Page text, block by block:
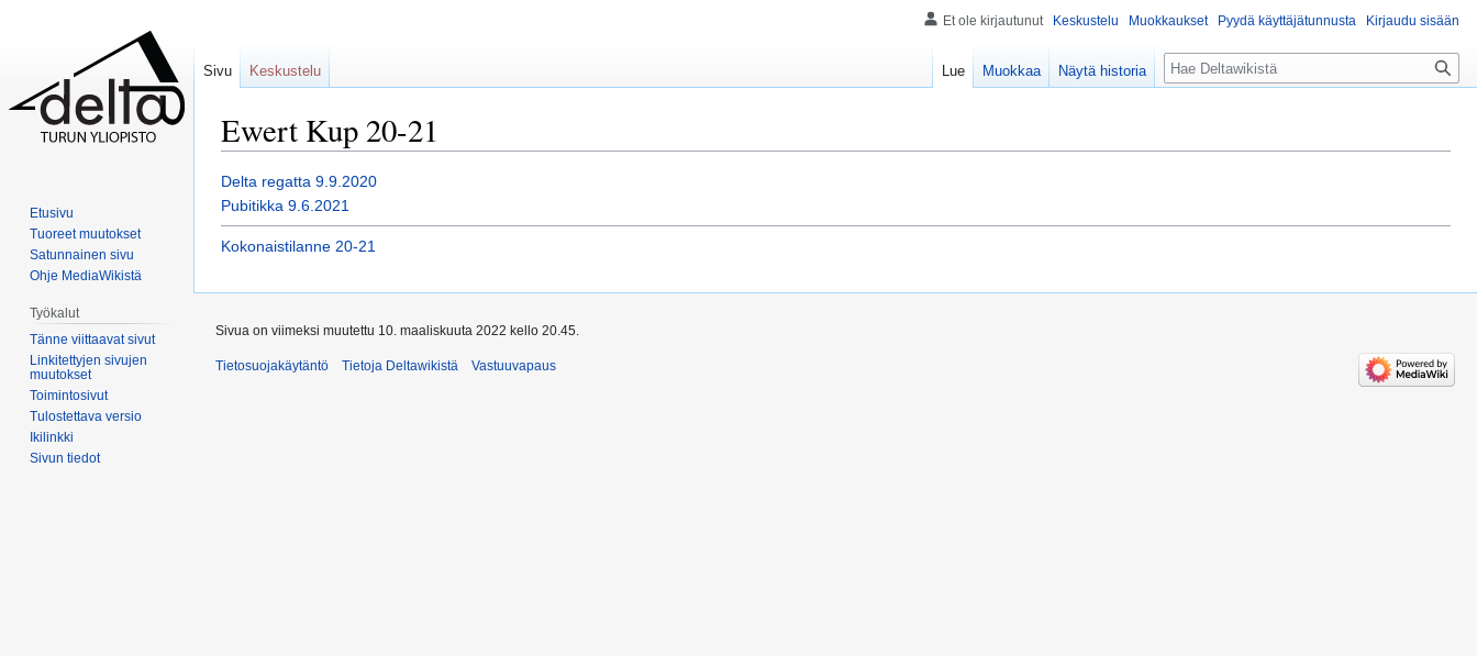
Ewert Kup 20-21
Siirry
navigaatioon
Siirry
hakuun
Delta regatta 9.9.2020
Pubitikka 9.6.2021
Kokonaistilanne 20-21
Et ole kirjautunut Keskustelu Muokkaukset Pyydä käyttäjätunnusta Kirjaudu sisään
Sivu Keskustelu Lue Muokkaa Näytä historia Haku
Etusivu
Tuoreet muutokset
Satunnainen sivu
Ohje MediaWikistä
Työkalut
Tänne viittaavat sivut
Linkitettyjen sivujen
muutokset
Toimintosivut
Tulostettava versio
Ikilinkki
Sivun tiedot
Sivua on viimeksi muutettu 10. maaliskuuta 2022 kello 20.45.
Tietosuojakäytäntö Tietoja Deltawikistä Vastuuvapaus